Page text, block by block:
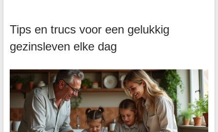
Tips en trucs voor een gelukkig
gezinsleven elke dag